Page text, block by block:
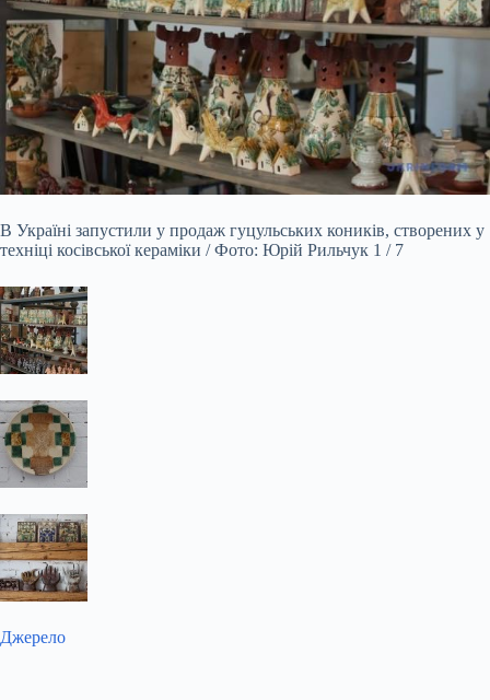
В Україні запустили у продаж гуцульських коників, створених у
техніці косівської кераміки / Фото: Юрій Рильчук 1 / 7
Джерело